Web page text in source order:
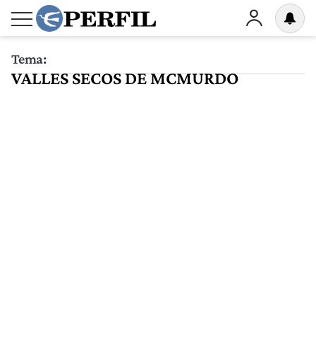
Tema:
VALLES SECOS DE MCMURDO